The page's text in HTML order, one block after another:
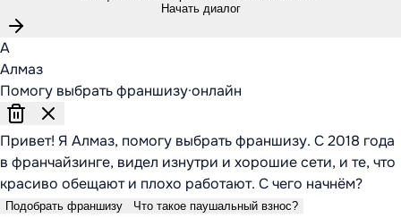
Начать диалог
А
Алмаз
Помогу выбрать франшизу·онлайн
Привет! Я Алмаз, помогу выбрать франшизу. С 2018 года
в франчайзинге, видел изнутри и хорошие сети, и те, что
красиво обещают и плохо работают. С чего начнём?
Подобрать франшизу
Что такое паушальный взнос?